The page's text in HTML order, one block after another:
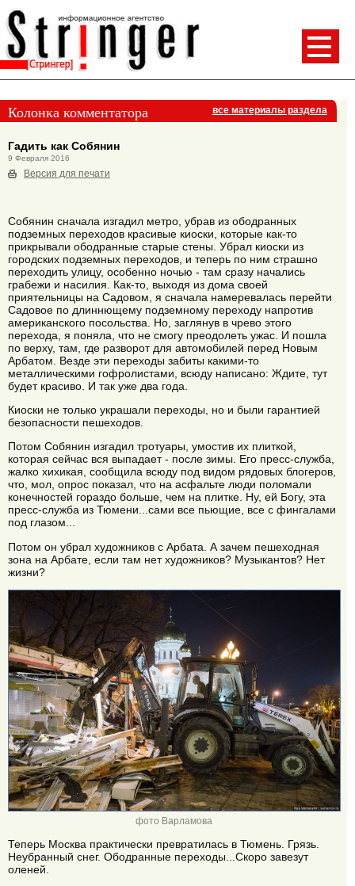
Колонка комментатора все материалы раздела
Гадить как Собянин
9 Февраля 2016
Версия для печати
Собянин сначала изгадил метро, убрав из ободранных
подземных переходов красивые киоски, которые как-то
прикрывали ободранные старые стены. Убрал киоски из
городских подземных переходов, и теперь по ним страшно
переходить улицу, особенно ночью - там сразу начались
грабежи и насилия. Как-то, выходя из дома своей
приятельницы на Садовом, я сначала намеревалась перейти
Садовое по длиннющему подземному переходу напротив
американского посольства. Но, заглянув в чрево этого
перехода, я поняла, что не смогу преодолеть ужас. И пошла
по верху, там, где разворот для автомобилей перед Новым
Арбатом. Везде эти переходы забиты какими-то
металлическими гофролистами, всюду написано: Ждите, тут
будет красиво. И так уже два года.
Киоски не только украшали переходы, но и были гарантией
безопасности пешеходов.
Потом Собянин изгадил тротуары, умостив их плиткой,
которая сейчас вся выпадает - после зимы. Его пресс-служба,
жалко хихикая, сообщила всюду под видом рядовых блогеров,
что, мол, опрос показал, что на асфальте люди поломали
конечностей гораздо больше, чем на плитке. Ну, ей Богу, эта
пресс-служба из Тюмени...сами все пьющие, все с фингалами
под глазом...
Потом он убрал художников с Арбата. А зачем пешеходная
зона на Арбате, если там нет художников? Музыкантов? Нет
жизни?
фото Варламова
Теперь Москва практически превратилась в Тюмень. Грязь.
Неубранный снег. Ободранные переходы...Скоро завезут
оленей.